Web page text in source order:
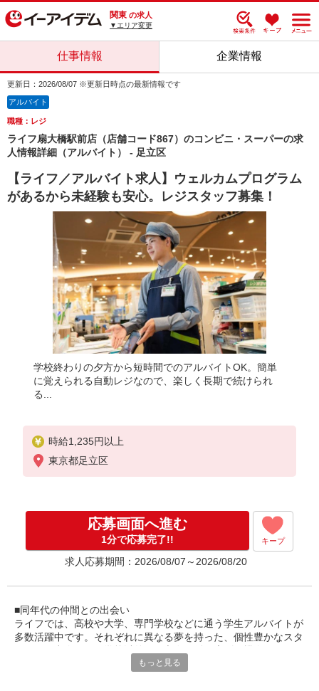
関東 の求人
▼エリア変更
仕事情報 企業情報
更新日：2026/08/07 ※更新日時点の最新情報です
アルバイト
職種：レジ
ライフ扇大橋駅前店（店舗コード867）のコンビニ・スーパーの求
人情報詳細（アルバイト） - 足立区
【ライフ／アルバイト求人】ウェルカムプログラム
があるから未経験も安心。レジスタッフ募集！
学校終わりの夕方から短時間でのアルバイトOK。簡単
に覚えられる自動レジなので、楽しく長期で続けられ
る...
時給1,235円以上
東京都足立区
応募画面へ進む
1分で応募完了!! キープ
求人応募期間：2026/08/07～2026/08/20
■同年代の仲間との出会い
ライフでは、高校や大学、専門学校などに通う学生アルバイトが
多数活躍中です。それぞれに異なる夢を持った、個性豊かなスタ
す。休日には、一緒に遊ぶ友達ができることも！同年代の仲間か
もっと見る